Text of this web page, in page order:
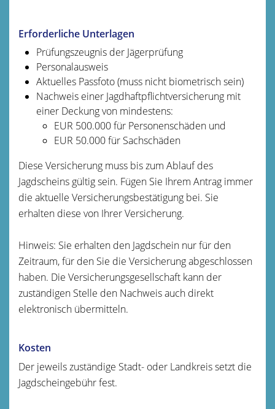
Erforderliche Unterlagen
Prüfungszeugnis der Jägerprüfung
Personalausweis
Aktuelles Passfoto (muss nicht biometrisch sein)
Nachweis einer Jagdhaftpflichtversicherung mit
einer Deckung von mindestens:
EUR 500.000 für Personenschäden und
EUR 50.000 für Sachschäden
Diese Versicherung muss bis zum Ablauf des
Jagdscheins gültig sein. Fügen Sie Ihrem Antrag immer
die aktuelle Versicherungsbestätigung bei. Sie
erhalten diese von Ihrer Versicherung.
Hinweis: Sie erhalten den Jagdschein nur für den
Zeitraum, für den Sie die Versicherung abgeschlossen
haben. Die Versicherungsgesellschaft kann der
zuständigen Stelle den Nachweis auch direkt
elektronisch übermitteln.
Kosten
Der jeweils zuständige Stadt- oder Landkreis setzt die
Jagdscheingebühr fest.